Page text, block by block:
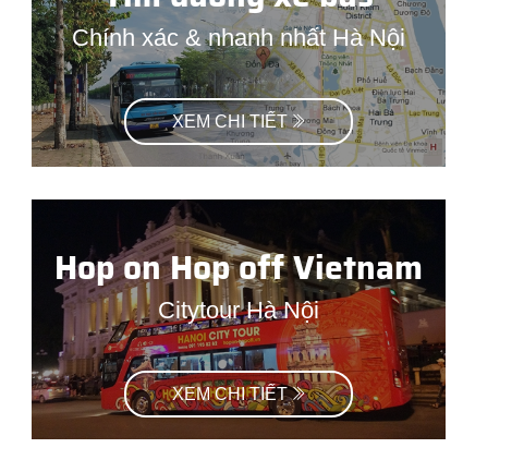
Chính xác & nhanh nhất Hà Nội
XEM CHI TIẾT
Hop on Hop off Vietnam
Citytour Hà Nội
XEM CHI TIẾT